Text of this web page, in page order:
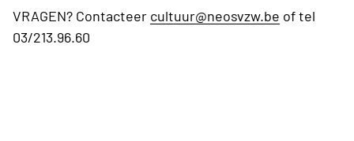
VRAGEN? Contacteer cultuur@neosvzw.be of tel
03/213.96.60